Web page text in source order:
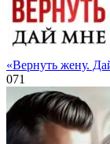
«Вернуть жену.
071